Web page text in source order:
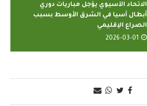
الاتحاد الآسيوي يؤجل مباريات دوري
أبطال آسيا في الشرق الأوسط بسبب
الصراع الإقليمي
2026-03-01